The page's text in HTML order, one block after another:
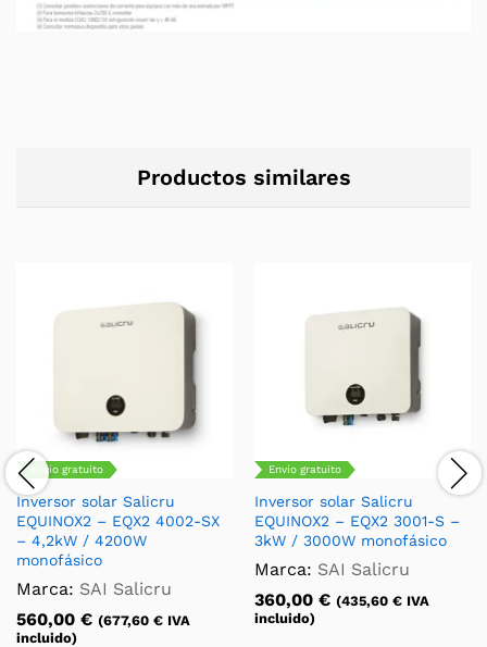
Productos similares
Envío gratuito
Inversor solar Salicru
EQUINOX2 – EQX2 4002-SX
– 4,2kW / 4200W
monofásico
Marca: SAI Salicru
560,00 € (677,60 € IVA
incluido)
Envío gratuito
Inversor solar Salicru
EQUINOX2 – EQX2 3001-S –
3kW / 3000W monofásico
Marca: SAI Salicru
360,00 € (435,60 € IVA
incluido)